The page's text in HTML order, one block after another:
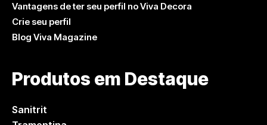
Vantagens de ter seu perfil no Viva Decora
Crie seu perfil
Blog Viva Magazine
Produtos em Destaque
Sanitrit